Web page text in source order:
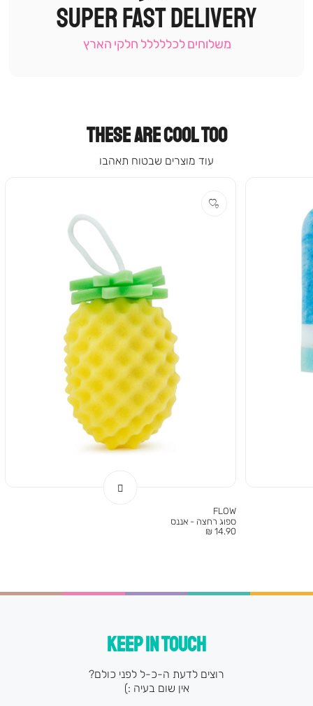
|
תומכי
-
SUPER FAST DELIVERY
משלוחים לכללללל חלקי הארץ
THESE ARE COOL TOO
עוד מוצרים שבטוח תאהבו
FLOW
ספוג רחצה - אננס
מחיר
14.90 ₪
KEEP IN TOUCH
רוצים לדעת ה-כ-ל לפני כולם?
אין שום בעיה :)